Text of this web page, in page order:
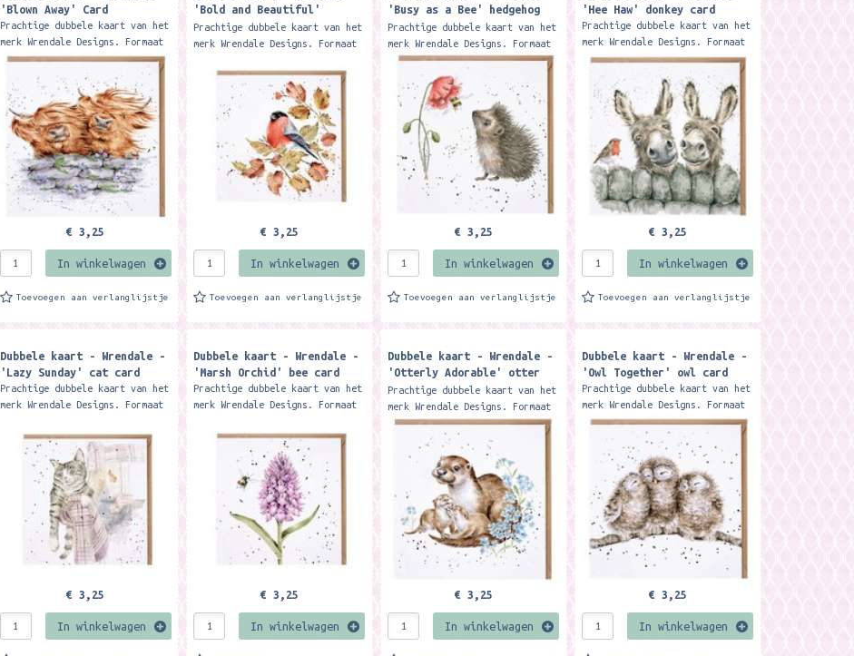
'Blown Away' Card
Prachtige dubbele kaart van het
merk Wrendale Designs. Formaat
15 x 15 cm. Met kraft envelop
Featuring two lovely windswept
highland cows...
€ 3,25
In winkelwagen
Toevoegen aan verlanglijstje
'Bold and Beautiful'
bullfinch card
Prachtige dubbele kaart van het
merk Wrendale Designs. Formaat
Featuring a delightful
Bullfinch this card is...
€ 3,25
In winkelwagen
Toevoegen aan verlanglijstje
'Busy as a Bee' hedgehog
card
Prachtige dubbele kaart van het
merk Wrendale Designs. Formaat
15 x 15 cm. Met kraft envelop
Featuring an artistically
depicted hedgehog,...
€ 3,25
In winkelwagen
Toevoegen aan verlanglijstje
'Hee Haw' donkey card
Prachtige dubbele kaart van het
merk Wrendale Designs. Formaat
15 x 15 cm. Met kraft envelop
Featuring two loveable donkeys,
this card is...
€ 3,25
In winkelwagen
Toevoegen aan verlanglijstje
Dubbele kaart - Wrendale -
'Lazy Sunday' cat card
Prachtige dubbele kaart van het
merk Wrendale Designs. Formaat
Featuring a sleepy cat this
card is perfect...
€ 3,25
In winkelwagen
Dubbele kaart - Wrendale -
'Marsh Orchid' bee card
Prachtige dubbele kaart van het
merk Wrendale Designs. Formaat
Featuring a bumblebee and Marsh
orchid and...
€ 3,25
In winkelwagen
Dubbele kaart - Wrendale -
'Otterly Adorable' otter
card
Prachtige dubbele kaart van het
merk Wrendale Designs. Formaat
15 x 15 cm. Met kraft envelop.
Featuring a delightful otter
and her pups...
€ 3,25
In winkelwagen
Dubbele kaart - Wrendale -
'Owl Together' owl card
Prachtige dubbele kaart van het
merk Wrendale Designs. Formaat
15 x 15 cm. Met kraft envelop
Featuring three artistically
depicted owlets...
€ 3,25
In winkelwagen